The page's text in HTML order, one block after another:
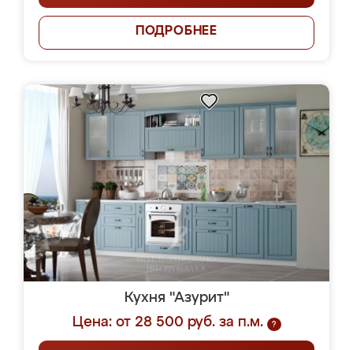
ПОДРОБНЕЕ
Кухня "Азурит"
Цена: от 28 500 руб. за п.м.
?